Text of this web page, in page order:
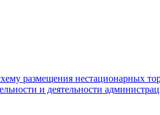
размещения нестационарных
и деятельности